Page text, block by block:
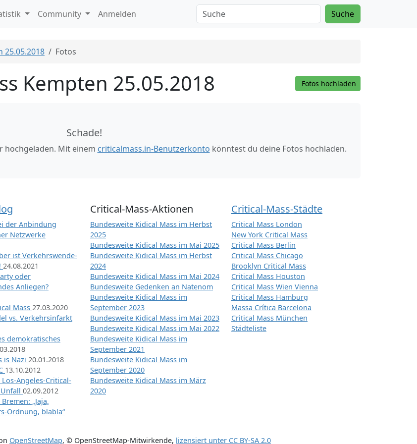
Community Anmelden Suche
25.05.2018 Fotos
Kempten 25.05.2018 Fotos hochladen
Schade!
hochgeladen. Mit einem criticalmass.in-Benutzerkonto könntest du deine Fotos hochladen.
der Anbindung
Netzwerke
ist Verkehrswende-
24.08.2021
oder
Anliegen?
Mass 27.03.2020
vs. Verkehrsinfarkt
demokratisches
is Nazi 20.01.2018
13.10.2012
Angeles-Critical-
02.09.2012
„Jaja,
Ordnung, blabla“
Critical-Mass-Aktionen
Bundesweite Kidical Mass im Herbst
2025
Bundesweite Kidical Mass im Mai 2025
Bundesweite Kidical Mass im Herbst
2024
Bundesweite Kidical Mass im Mai 2024
Bundesweite Gedenken an Natenom
Bundesweite Kidical Mass im
September 2023
Bundesweite Kidical Mass im Mai 2023
Bundesweite Kidical Mass im Mai 2022
Bundesweite Kidical Mass im
September 2021
Bundesweite Kidical Mass im
September 2020
Bundesweite Kidical Mass im März
2020
Critical-Mass-Städte
Critical Mass London
New York Critical Mass
Critical Mass Berlin
Critical Mass Chicago
Brooklyn Critical Mass
Critical Mass Houston
Critical Mass Wien Vienna
Critical Mass Hamburg
Massa Crítica Barcelona
Critical Mass München
Städteliste
OpenStreetMap, © OpenStreetMap-Mitwirkende, lizensiert unter CC BY-SA 2.0